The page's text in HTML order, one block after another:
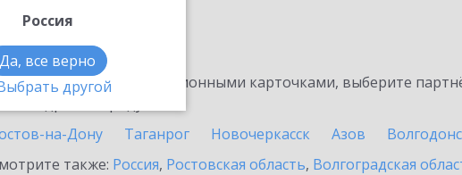
Россия
Да, все верно
другой
Шахтах
с информационными карточками, выберите
на-Дону
Таганрог Новочеркасск Азов
также: Россия, Ростовская область, Волгоградская